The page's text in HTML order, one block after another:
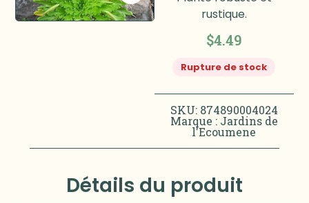
rustique.
$4.49
Rupture de stock
SKU: 874890004024
Marque : Jardins de
l'Ecoumene
Détails du produit